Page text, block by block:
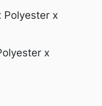
Polyester x
x